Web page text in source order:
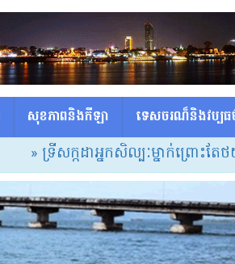
សុខភាពនិងកីឡា ទេសចរណ៏និងវប្បធ
ដាអ្នកសិល្បៈម្នាក់ព្រោះតែថយឡានបុកគ